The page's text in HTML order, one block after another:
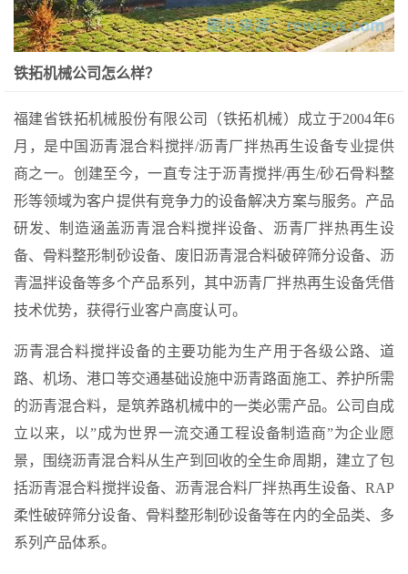
铁拓机械公司怎么样？
福建省铁拓机械股份有限公司（铁拓机械）成立于2004年6
月，是中国沥青混合料搅拌/沥青厂拌热再生设备专业提供
商之一。创建至今，一直专注于沥青搅拌/再生/砂石骨料整
形等领域为客户提供有竞争力的设备解决方案与服务。产品
研发、制造涵盖沥青混合料搅拌设备、沥青厂拌热再生设
备、骨料整形制砂设备、废旧沥青混合料破碎筛分设备、沥
青温拌设备等多个产品系列，其中沥青厂拌热再生设备凭借
技术优势，获得行业客户高度认可。
沥青混合料搅拌设备的主要功能为生产用于各级公路、道
路、机场、港口等交通基础设施中沥青路面施工、养护所需
的沥青混合料，是筑养路机械中的一类必需产品。公司自成
立以来，以”成为世界一流交通工程设备制造商”为企业愿
景，围绕沥青混合料从生产到回收的全生命周期，建立了包
括沥青混合料搅拌设备、沥青混合料厂拌热再生设备、RAP
柔性破碎筛分设备、骨料整形制砂设备等在内的全品类、多
系列产品体系。